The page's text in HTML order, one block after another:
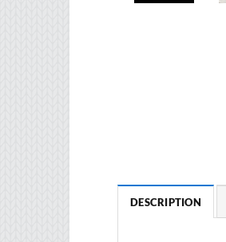
DESCRIPTION